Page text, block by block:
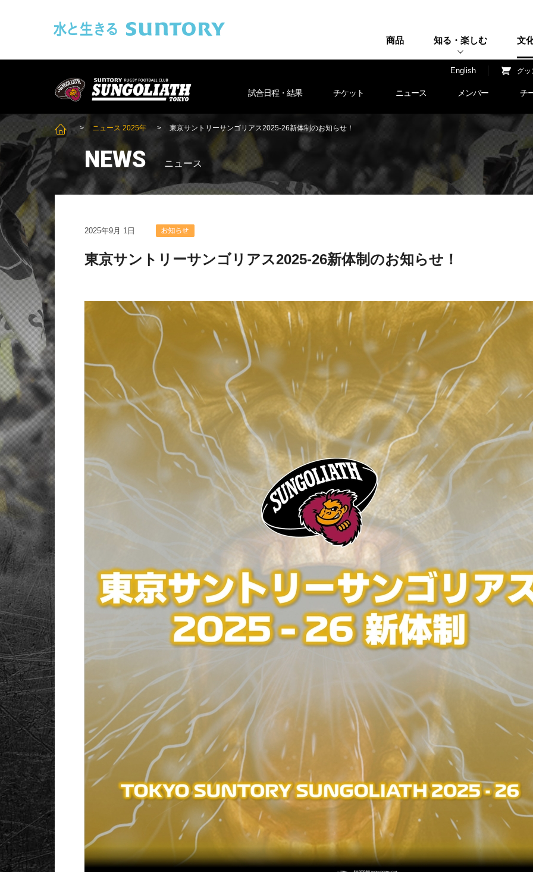
商品 知る・楽しむ 文
English グッ
試合日程・結果 チケット ニュース メンバー チ
SUNGOLIATH TOP
ニュース 2025年 東京サントリーサンゴリアス2025-26新体制のお知らせ！
NEWS ニュース
2025年9月 1日
東京サントリーサンゴリアス2025-26新体制のお知らせ！